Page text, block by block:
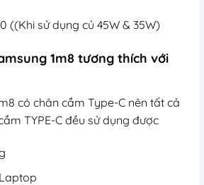
((Khi sử dụng củ 45W & 35W)
1m8 tương thích với
có chân cắm Type-C nên tất cả
TYPE-C đều sử dụng được